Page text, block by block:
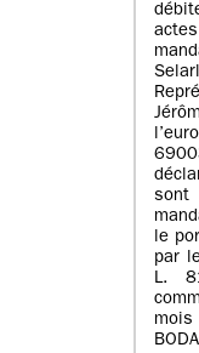
le
par
L.